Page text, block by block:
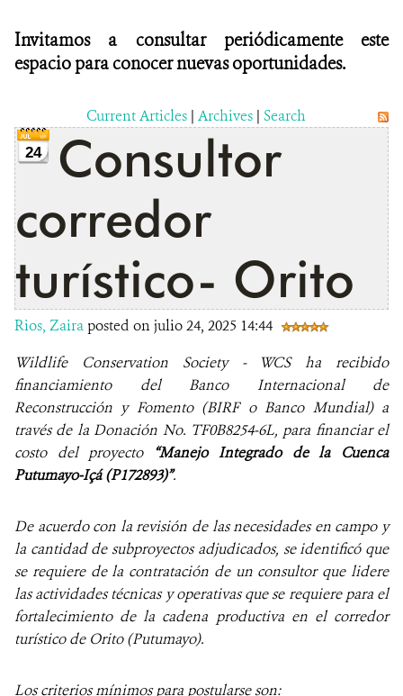
Invitamos a consultar periódicamente este
espacio para conocer nuevas oportunidades.
Current Articles | Archives | Search
24
Consultor
corredor
turístico- Orito
Rios, Zaira posted on julio 24, 2025 14:44
Wildlife Conservation Society - WCS ha recibido
financiamiento del Banco Internacional de
Reconstrucción y Fomento (BIRF o Banco Mundial) a
través de la Donación No. TF0B8254-6L, para financiar el
costo del proyecto
“Manejo Integrado de la Cuenca
Putumayo-Içá (P172893)”.
De acuerdo con la revisión de las necesidades en campo y
la cantidad de subproyectos adjudicados, se identificó que
se requiere de la contratación de un consultor que lidere
las actividades técnicas y operativas que se requiere para el
fortalecimiento de la cadena productiva en el corredor
turístico de Orito (Putumayo).
Los criterios mínimos para postularse son: